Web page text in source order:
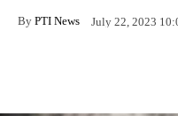
By PTI News July 22, 2023